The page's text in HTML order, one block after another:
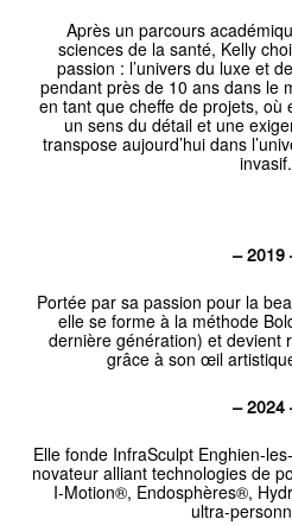
Après un parcours
sciences de la santé, Kelly
passion : l’univers du luxe et
pendant près de 10 ans dans le
en tant que cheffe de projets, où
un sens du détail et une
transpose aujourd’hui dans
invasif.
– 2019
Portée par sa passion pour la
elle se forme à la méthode
dernière génération) et devient
grâce à son œil
– 2024
Elle fonde InfraSculpt Enghien-
novateur alliant technologies de
I-Motion®, Endosphères®,
ultra-